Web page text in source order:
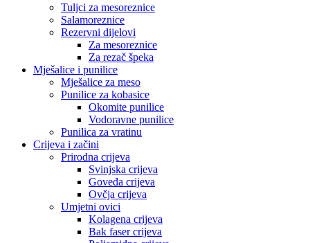
Tuljci za mesoreznice
Salamoreznice
Rezervni dijelovi
Za mesoreznice
Za rezač špeka
Mješalice i punilice
Mješalice za meso
Punilice za kobasice
Okomite punilice
Vodoravne punilice
Punilica za vratinu
Crijeva i začini
Prirodna crijeva
Svinjska crijeva
Goveđa crijeva
Ovčja crijeva
Umjetni ovici
Kolagena crijeva
Bak faser crijeva